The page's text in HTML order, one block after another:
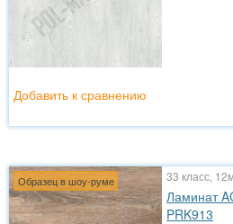
Добавить к сравнению
Образец в шоу-руме 33 класс,
Ламинат
PRK913